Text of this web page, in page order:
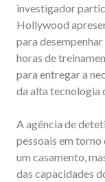
investigador
Hollywood
para
horas de
para entregar a
da alta tecnologia
A agência de
pessoais em torno
um casamento,
das capacidades